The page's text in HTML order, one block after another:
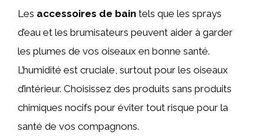
Les accessoires de bain tels que les sprays
d’eau et les brumisateurs peuvent aider à garder
les plumes de vos oiseaux en bonne santé.
L’humidité est cruciale, surtout pour les oiseaux
d’intérieur. Choisissez des produits sans produits
chimiques nocifs pour éviter tout risque pour la
santé de vos compagnons.